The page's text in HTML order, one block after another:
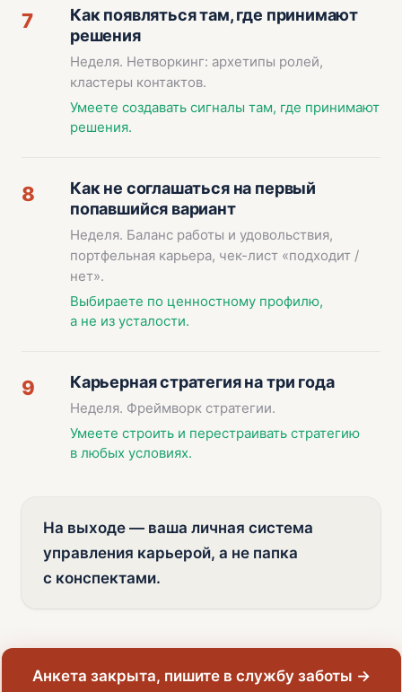
7
Как появляться там, где принимают
решения
Неделя. Нетворкинг: архетипы ролей,
кластеры контактов.
Умеете создавать сигналы там, где принимают
решения.
8
Как не соглашаться на первый
попавшийся вариант
Неделя. Баланс работы и удовольствия,
портфельная карьера, чек-лист «подходит /
нет».
Выбираете по ценностному профилю,
а не из усталости.
9 Карьерная стратегия на три года
Неделя. Фреймворк стратегии.
Умеете строить и перестраивать стратегию
в любых условиях.
На выходе — ваша личная система
управления карьерой, а не папка
с конспектами.
Анкета закрыта, пишите в службу заботы →